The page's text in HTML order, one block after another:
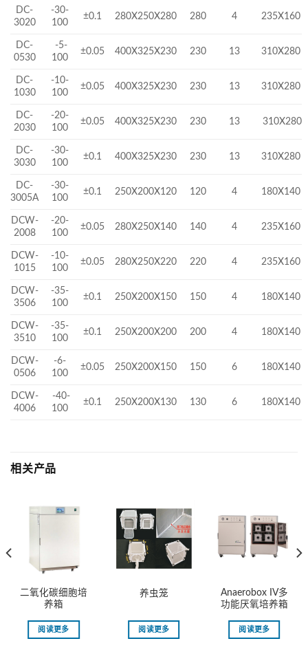
DC-
3020
-30-
100
±0.1 280X250X280 280 4 235X160
DC-
0530
-5-
100
±0.05 400X325X230 230 13 310X280
DC-
1030
-10-
100
±0.05 400X325X230 230 13 310X280
DC-
2030
-20-
100
±0.05 400X325X230 230 13 310X280
DC-
3030
-30-
100
±0.1 400X325X230 230 13 310X280
DC-
3005A
-30-
100
±0.1 250X200X120 120 4 180X140
DCW-
2008
-20-
100
±0.05 280X250X140 140 4 235X160
DCW-
1015
-10-
100
±0.05 280X250X220 220 4 235X160
DCW-
3506
-35-
100
±0.1 250X200X150 150 4 180X140
DCW-
3510
-35-
100
±0.1 250X200X200 200 4 180X140
DCW-
0506
-6-
100
±0.05 250X200X150 150 6 180X140
DCW-
4006
-40-
100
±0.1 250X200X130 130 6 180X140
相关产品
二氧化碳细胞培
养箱
阅读更多
养虫笼
阅读更多
Anaerobox IV多
功能厌氧培养箱
阅读更多